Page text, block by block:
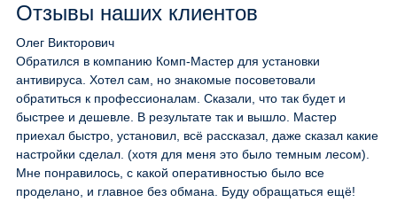
Отзывы наших клиентов
Олег Викторович
Обратился в компанию Комп-Мастер для установки
антивируса. Хотел сам, но знакомые посоветовали
обратиться к профессионалам. Сказали, что так будет и
быстрее и дешевле. В результате так и вышло. Мастер
приехал быстро, установил, всё рассказал, даже сказал какие
настройки сделал. (хотя для меня это было темным лесом).
Мне понравилось, с какой оперативностью было все
проделано, и главное без обмана. Буду обращаться ещё!